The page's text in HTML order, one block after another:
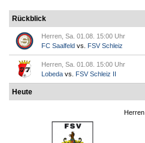
Rückblick
Herren, Sa. 01.08. 15:00 Uhr
FC Saalfeld vs. FSV Schleiz
Herren, Sa. 01.08. 15:00 Uhr
Lobeda vs. FSV Schleiz II
Heute
Herren